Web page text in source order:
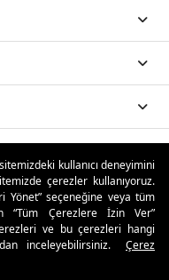
kullanıcı deneyimini
çerezler kullanıyoruz.
Yönet” seçeneğine veya tüm
“Tüm Çerezlere İzin Ver”
ve bu çerezleri hangi
inceleyebilirsiniz.
Çerez